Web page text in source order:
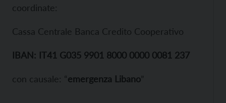
coordinate:
Cassa Centrale Banca Credito Cooperativo
IBAN: IT41 G035 9901 8000 0000 0081 237
con causale: “emergenza Libano”